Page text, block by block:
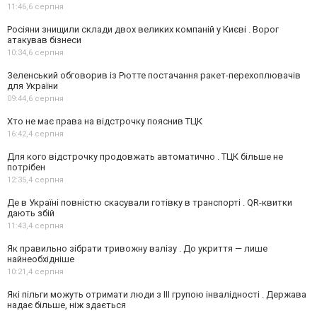
11:46,6 серпня
Росіяни знищили склади двох великих компаній у Києві . Ворог
атакував бізнеси
10:34,6 серпня
Зеленський обговорив із Рютте постачання ракет-перехоплювачів
для України
09:44,6 серпня
Хто не має права на відстрочку пояснив ТЦК
16:42,4 серпня
Для кого відстрочку продовжать автоматично . ТЦК більше не
потрібен
12:35,4 серпня
Де в Україні повністю скасували готівку в транспорті . QR-квитки
дають збій
11:43,4 серпня
Як правильно зібрати тривожну валізу . До укриття — лише
найнеобхідніше
10:21,4 серпня
Які пільги можуть отримати люди з III групою інвалідності . Держава
надає більше, ніж здається